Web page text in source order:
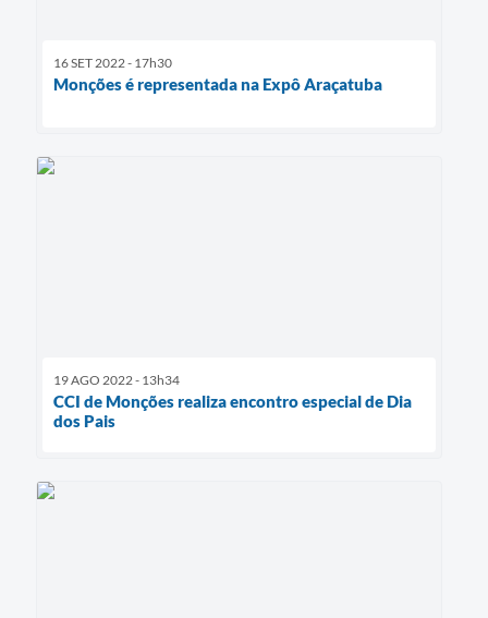
16 SET 2022 - 17h30
Monções é representada na Expô Araçatuba
19 AGO 2022 - 13h34
CCI de Monções realiza encontro especial de Dia
dos Pais